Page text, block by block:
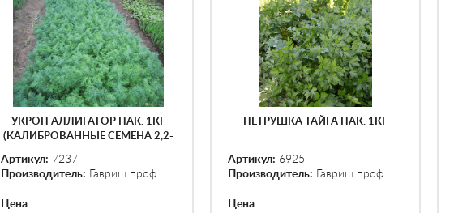
УКРОП АЛЛИГАТОР ПАК. 1КГ
(КАЛИБРОВАННЫЕ СЕМЕНА 2,2-
Артикул: 7237
Производитель: Гавриш проф
Цена
ПЕТРУШКА ТАЙГА ПАК. 1КГ
Артикул: 6925
Производитель: Гавриш проф
Цена